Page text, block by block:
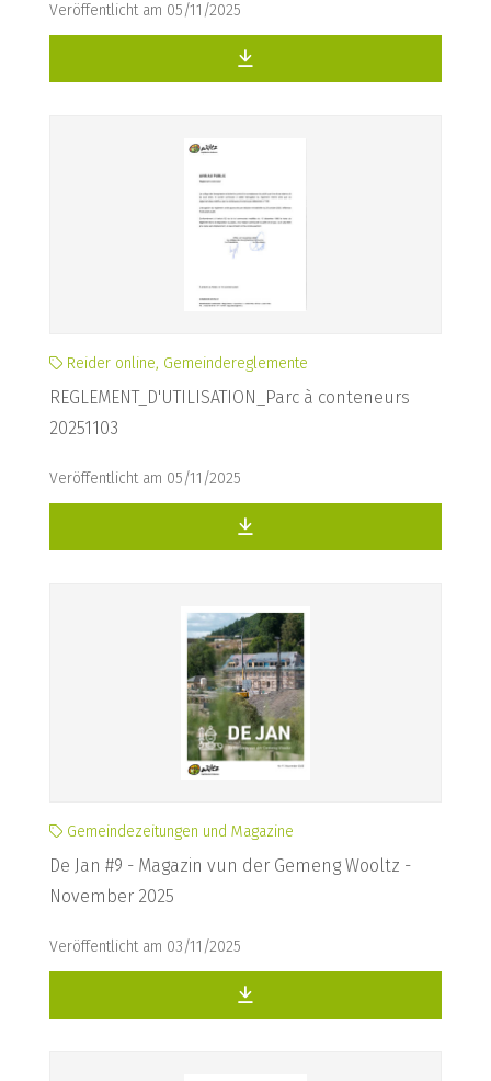
Veröffentlicht am 05/11/2025
Reider online, Gemeindereglemente
REGLEMENT_D'UTILISATION_Parc à conteneurs
20251103
Veröffentlicht am 05/11/2025
Gemeindezeitungen und Magazine
De Jan #9 - Magazin vun der Gemeng Wooltz -
November 2025
Veröffentlicht am 03/11/2025